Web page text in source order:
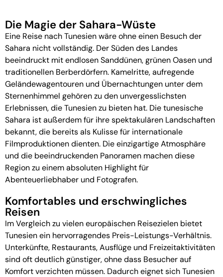
Die Magie der Sahara-Wüste
Eine Reise nach Tunesien wäre ohne einen Besuch der
Sahara nicht vollständig. Der Süden des Landes
beeindruckt mit endlosen Sanddünen, grünen Oasen und
traditionellen Berberdörfern. Kamelritte, aufregende
Geländewagentouren und Übernachtungen unter dem
Sternenhimmel gehören zu den unvergesslichsten
Erlebnissen, die Tunesien zu bieten hat. Die tunesische
Sahara ist außerdem für ihre spektakulären Landschaften
bekannt, die bereits als Kulisse für internationale
Filmproduktionen dienten. Die einzigartige Atmosphäre
und die beeindruckenden Panoramen machen diese
Region zu einem absoluten Highlight für
Abenteuerliebhaber und Fotografen.
Komfortables und erschwingliches
Reisen
Im Vergleich zu vielen europäischen Reisezielen bietet
Tunesien ein hervorragendes Preis-Leistungs-Verhältnis.
Unterkünfte, Restaurants, Ausflüge und Freizeitaktivitäten
sind oft deutlich günstiger, ohne dass Besucher auf
Komfort verzichten müssen. Dadurch eignet sich Tunesien